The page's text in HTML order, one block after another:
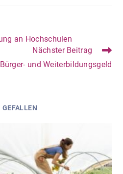
an Hochschulen
Nächster Beitrag
Bürger- und Weiterbildungsgeld
GEFALLEN